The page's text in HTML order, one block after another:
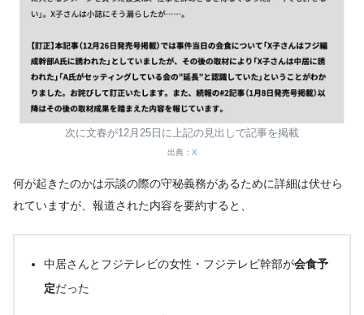
次に文春が12月25日に上記の見出しで記事を掲載
出典： X
何が起きたのかは示談の際の守秘義務があるために詳細は伏せら
れていますが、報道された内容を要約すると、
中居さんとフジテレビの女性・フジテレビ幹部が会食予
定だった